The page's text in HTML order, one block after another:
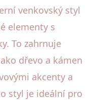
venkovský styl
elementy s
To zahrnuje
dřevo a kámen
akcenty a
styl je ideální pro